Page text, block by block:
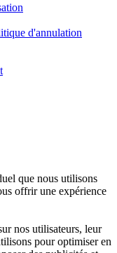
d'annulation
que nous utilisons
offrir une expérience
nos utilisateurs, leur
pour optimiser en